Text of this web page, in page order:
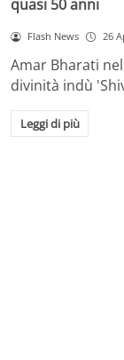
quasi 50 anni
Flash News 26
Amar Bharati
divinità indù
Leggi di più